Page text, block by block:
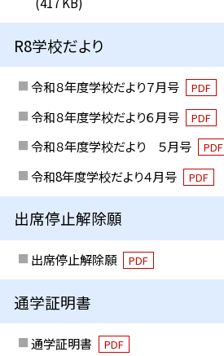
R8学校だより
令和８年度学校だより７月号 PDF
令和８年度学校だより６月号
PDF
令和８年度学校だより ５月号 PDF
令和8年度学校だより４月号 PDF
出席停止解除願
出席停止解除願 PDF
通学証明書
通学証明書 PDF